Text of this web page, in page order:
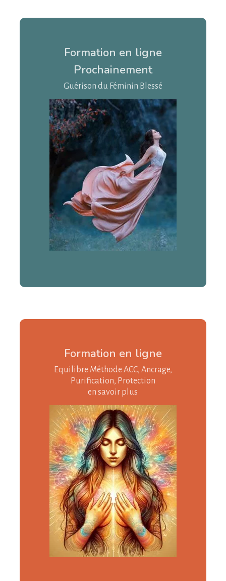
Formation en ligne
Prochainement
Guérison du Féminin Blessé
Formation en ligne
Equilibre Méthode ACC, Ancrage,
Purification, Protection
en savoir plus